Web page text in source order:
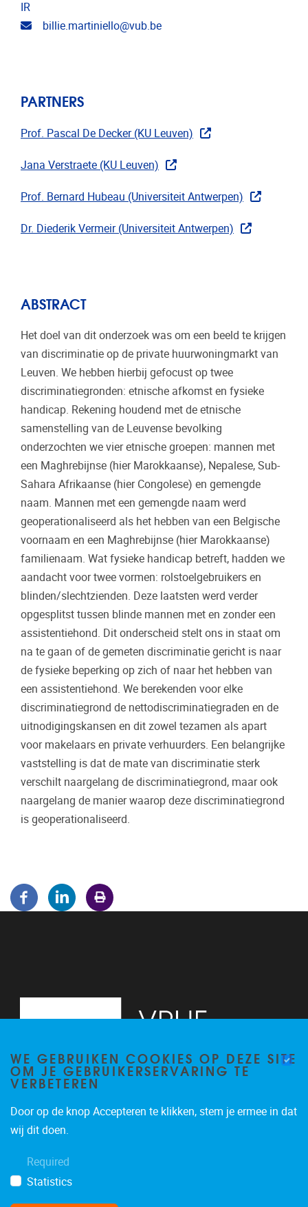
IR
Email address
billie.martiniello@vub.be
PARTNERS
Prof. Pascal De Decker (KU Leuven)
Jana Verstraete (KU Leuven)
Prof. Bernard Hubeau (Universiteit Antwerpen)
Dr. Diederik Vermeir (Universiteit Antwerpen)
ABSTRACT
Het doel van dit onderzoek was om een beeld te krijgen
van discriminatie op de private huurwoningmarkt van
Leuven. We hebben hierbij gefocust op twee
discriminatiegronden: etnische afkomst en fysieke
handicap. Rekening houdend met de etnische
samenstelling van de Leuvense bevolking
onderzochten we vier etnische groepen: mannen met
een Maghrebijnse (hier Marokkaanse), Nepalese, Sub-
Sahara Afrikaanse (hier Congolese) en gemengde
naam. Mannen met een gemengde naam werd
geoperationaliseerd als het hebben van een Belgische
voornaam en een Maghrebijnse (hier Marokkaanse)
familienaam. Wat fysieke handicap betreft, hadden we
aandacht voor twee vormen: rolstoelgebruikers en
blinden/slechtzienden. Deze laatsten werd verder
opgesplitst tussen blinde mannen met en zonder een
assistentiehond. Dit onderscheid stelt ons in staat om
na te gaan of de gemeten discriminatie gericht is naar
de fysieke beperking op zich of naar het hebben van
een assistentiehond. We berekenden voor elke
discriminatiegrond de nettodiscriminatiegraden en de
uitnodigingskansen en dit zowel tezamen als apart
voor makelaars en private verhuurders. Een belangrijke
vaststelling is dat de mate van discriminatie sterk
verschilt naargelang de discriminatiegrond, maar ook
naargelang de manier waarop deze discriminatiegrond
is geoperationaliseerd.
WE GEBRUIKEN COOKIES OP DEZE SITE
OM JE GEBRUIKERSERVARING TE
VERBETEREN
Door op de knop Accepteren te klikken, stem je ermee in dat
wij dit doen.
Required
Statistics